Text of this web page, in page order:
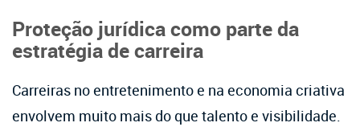
Proteção jurídica como parte da
estratégia de carreira
Carreiras no entretenimento e na economia criativa
envolvem muito mais do que talento e visibilidade.